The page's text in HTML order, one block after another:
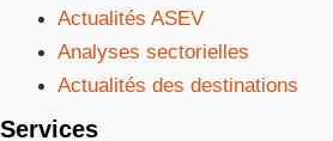
Actualités ASEV
Analyses sectorielles
Actualités des destinations
Services